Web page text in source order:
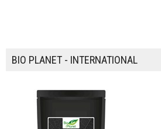
BIO PLANET - INTERNATIONAL